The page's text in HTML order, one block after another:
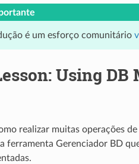
é um esforço comunitário
Using DB
realizar muitas operações
ferramenta Gerenciador BD